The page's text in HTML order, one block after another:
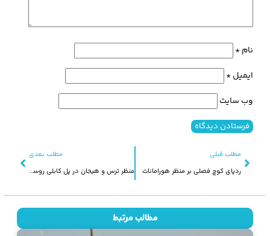
مطلب قبلی
ردپای کوچ فصلی بر منظر هورامانات
مطلب بعدی
منظر ترس و هیجان در پل کابلی روستای بلبر
نام*
ایمیل*
وب‌ سایت
مطالب مرتبط